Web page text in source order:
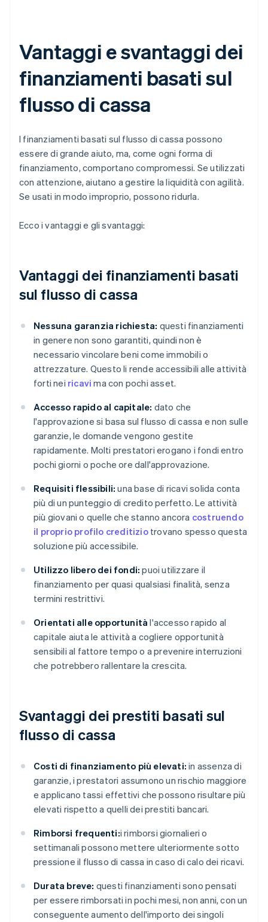
Vantaggi e svantaggi dei
finanziamenti basati sul
flusso di cassa
I finanziamenti basati sul flusso di cassa possono
essere di grande aiuto, ma, come ogni forma di
finanziamento, comportano compromessi. Se utilizzati
con attenzione, aiutano a gestire la liquidità con agilità.
Se usati in modo improprio, possono ridurla.
Ecco i vantaggi e gli svantaggi:
Vantaggi dei finanziamenti basati
sul flusso di cassa
Nessuna garanzia richiesta: questi finanziamenti
in genere non sono garantiti, quindi non è
necessario vincolare beni come immobili o
attrezzature. Questo li rende accessibili alle attività
forti nei ricavi ma con pochi asset.
Accesso rapido al capitale: dato che
l'approvazione si basa sul flusso di cassa e non sulle
garanzie, le domande vengono gestite
rapidamente. Molti prestatori erogano i fondi entro
pochi giorni o poche ore dall'approvazione.
Requisiti flessibili: una base di ricavi solida conta
più di un punteggio di credito perfetto. Le attività
più giovani o quelle che stanno ancora costruendo
il proprio profilo creditiziotrovano spesso questa
soluzione più accessibile.
Utilizzo libero dei fondi: puoi utilizzare il
finanziamento per quasi qualsiasi finalità, senza
termini restrittivi.
Orientati alle opportunità l'accesso rapido al
capitale aiuta le attività a cogliere opportunità
sensibili al fattore tempo o a prevenire interruzioni
che potrebbero rallentare la crescita.
Svantaggi dei prestiti basati sul
flusso di cassa
Costi di finanziamento più elevati: in assenza di
garanzie, i prestatori assumono un rischio maggiore
e applicano tassi effettivi che possono risultare più
elevati rispetto a quelli dei prestiti bancari.
Rimborsi frequenti:i rimborsi giornalieri o
settimanali possono mettere ulteriormente sotto
pressione il flusso di cassa in caso di calo dei ricavi.
Durata breve: questi finanziamenti sono pensati
per essere rimborsati in pochi mesi, non anni, con un
conseguente aumento dell'importo dei singoli